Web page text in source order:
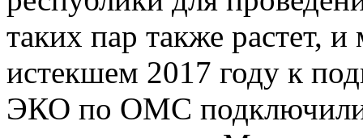
таких пар также растет,
истекшем 2017 году к
ЭКО по ОМС